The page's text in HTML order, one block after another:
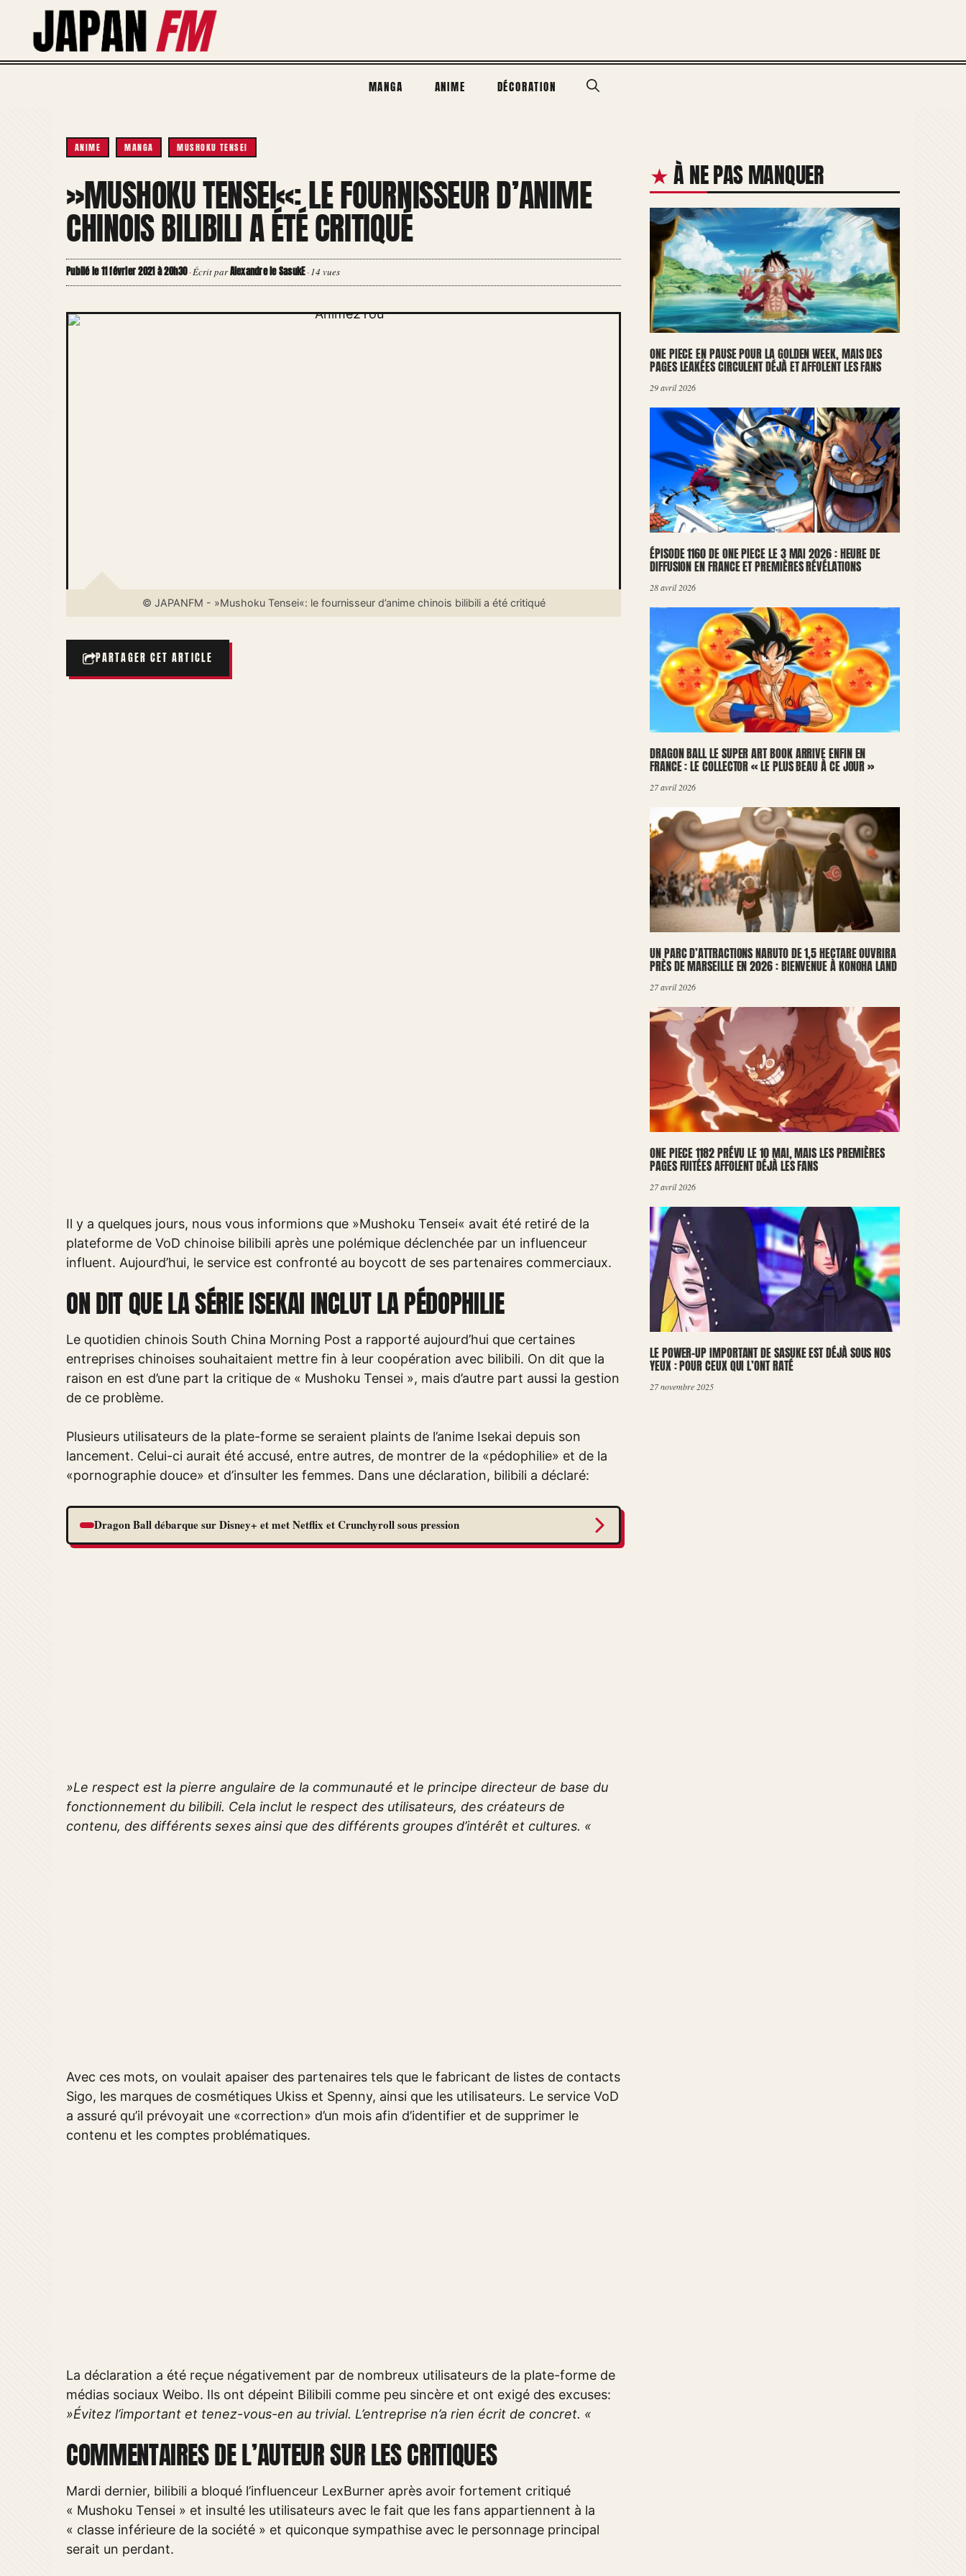
contenu
MANGA ANIME DÉCORATION
ANIME MANGA MUSHOKU TENSEI
»MUSHOKU TENSEI«: LE FOURNISSEUR D’ANIME
CHINOIS BILIBILI A ÉTÉ CRITIQUÉ
Publié le 11 février 2021 à 20h30·Écrit parAlexandre le SasukE·14 vues
© JAPANFM - »Mushoku Tensei«: le fournisseur d’anime chinois bilibili a été critiqué
PARTAGER CET ARTICLE
Il y a quelques jours, nous vous informions que »Mushoku Tensei« avait été retiré de la
plateforme de VoD chinoise bilibili après une polémique déclenchée par un influenceur
influent. Aujourd’hui, le service est confronté au boycott de ses partenaires commerciaux.
ON DIT QUE LA SÉRIE ISEKAI INCLUT LA PÉDOPHILIE
Le quotidien chinois South China Morning Post a rapporté aujourd’hui que certaines
entreprises chinoises souhaitaient mettre fin à leur coopération avec bilibili. On dit que la
raison en est d’une part la critique de « Mushoku Tensei », mais d’autre part aussi la gestion
de ce problème.
Plusieurs utilisateurs de la plate-forme se seraient plaints de l’anime Isekai depuis son
lancement. Celui-ci aurait été accusé, entre autres, de montrer de la «pédophilie» et de la
«pornographie douce» et d’insulter les femmes. Dans une déclaration, bilibili a déclaré:
Dragon Ball débarque sur Disney+ et met Netflix et Crunchyroll sous pression
»Le respect est la pierre angulaire de la communauté et le principe directeur de base du
fonctionnement du bilibili. Cela inclut le respect des utilisateurs, des créateurs de
contenu, des différents sexes ainsi que des différents groupes d’intérêt et cultures. «
Avec ces mots, on voulait apaiser des partenaires tels que le fabricant de listes de contacts
Sigo, les marques de cosmétiques Ukiss et Spenny, ainsi que les utilisateurs. Le service VoD
a assuré qu’il prévoyait une «correction» d’un mois afin d’identifier et de supprimer le
contenu et les comptes problématiques.
La déclaration a été reçue négativement par de nombreux utilisateurs de la plate-forme de
médias sociaux Weibo. Ils ont dépeint Bilibili comme peu sincère et ont exigé des excuses:
»Évitez l’important et tenez-vous-en au trivial. L’entreprise n’a rien écrit de concret. «
COMMENTAIRES DE L’AUTEUR SUR LES CRITIQUES
Mardi dernier, bilibili a bloqué l’influenceur LexBurner après avoir fortement critiqué
« Mushoku Tensei » et insulté les utilisateurs avec le fait que les fans appartiennent à la
« classe inférieure de la société » et quiconque sympathise avec le personnage principal
serait un perdant.
À NE PAS MANQUER
ONE PIECE EN PAUSE POUR LA GOLDEN WEEK, MAIS DES
PAGES LEAKÉES CIRCULENT DÉJÀ ET AFFOLENT LES FANS
29 avril 2026
ÉPISODE 1160 DE ONE PIECE LE 3 MAI 2026 : HEURE DE
DIFFUSION EN FRANCE ET PREMIÈRES RÉVÉLATIONS
28 avril 2026
DRAGON BALL LE SUPER ART BOOK ARRIVE ENFIN EN
FRANCE : LE COLLECTOR « LE PLUS BEAU À CE JOUR »
27 avril 2026
UN PARC D’ATTRACTIONS NARUTO DE 1,5 HECTARE OUVRIRA
PRÈS DE MARSEILLE EN 2026 : BIENVENUE À KONOHA LAND
27 avril 2026
ONE PIECE 1182 PRÉVU LE 10 MAI, MAIS LES PREMIÈRES
PAGES FUITÉES AFFOLENT DÉJÀ LES FANS
27 avril 2026
LE POWER-UP IMPORTANT DE SASUKE EST DÉJÀ SOUS NOS
YEUX : POUR CEUX QUI L’ONT RATÉ
27 novembre 2025